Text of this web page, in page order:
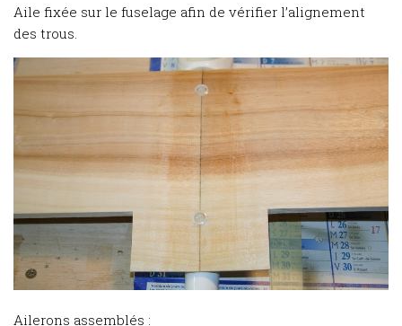
Aile fixée sur le fuselage afin de vérifier l’alignement
des trous.
Ailerons assemblés :